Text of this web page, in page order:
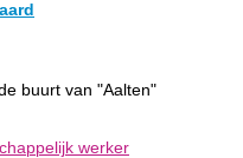
buurt van "Aalten"
werker